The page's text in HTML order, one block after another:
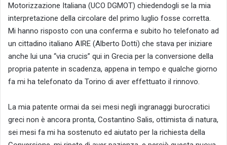
Motorizzazione Italiana (UCO DGMOT) chiedendogli se la mia
interpretazione della circolare del primo luglio fosse corretta.
Mi hanno risposto con una conferma e subito ho telefonato ad
un cittadino italiano AIRE (Alberto Dotti) che stava per iniziare
anche lui una “via crucis” qui in Grecia per la conversione della
propria patente in scadenza, appena in tempo e qualche giorno
fa mi ha telefonato da Torino di aver effettuato il rinnovo.
La mia patente ormai da sei mesi negli ingranaggi burocratici
greci non è ancora pronta, Costantino Salis, ottimista di natura,
sei mesi fa mi ha sostenuto ed aiutato per la richiesta della